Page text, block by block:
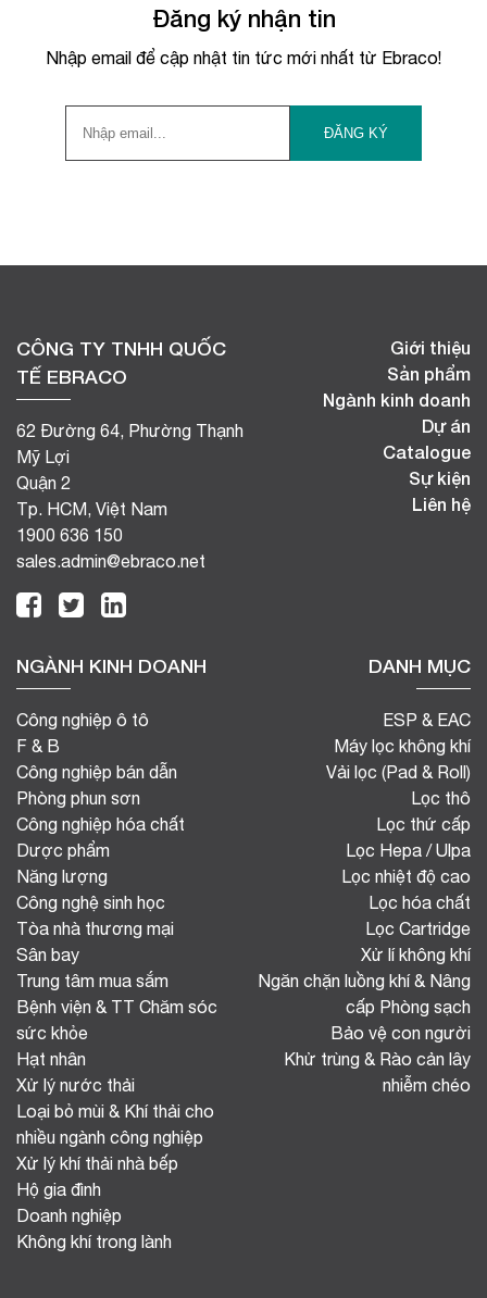
Đăng ký nhận tin
Nhập email để cập nhật tin tức mới nhất từ Ebraco!
CÔNG TY TNHH QUỐC
TẾ EBRACO
62 Đường 64, Phường Thạnh
Mỹ Lợi
Quận 2
Tp. HCM, Việt Nam
1900 636 150
sales.admin@ebraco.net
NGÀNH KINH DOANH
Công nghiệp ô tô
F & B
Công nghiệp bán dẫn
Phòng phun sơn
Công nghiệp hóa chất
Dược phẩm
Năng lượng
Công nghệ sinh học
Tòa nhà thương mại
Sân bay
Trung tâm mua sắm
Bệnh viện & TT Chăm sóc
sức khỏe
Hạt nhân
Xử lý nước thải
Loại bỏ mùi & Khí thải cho
nhiều ngành công nghiệp
Xử lý khí thải nhà bếp
Hộ gia đình
Doanh nghiệp
Không khí trong lành
DANH MỤC
ESP & EAC
Máy lọc không khí
Vải lọc (Pad & Roll)
Lọc thô
Lọc thứ cấp
Lọc Hepa / Ulpa
Lọc nhiệt độ cao
Lọc hóa chất
Lọc Cartridge
Xử lí không khí
Ngăn chặn luồng khí & Nâng
cấp Phòng sạch
Bảo vệ con người
Khử trùng & Rào cản lây
nhiễm chéo
Giới thiệu
Sản phẩm
Ngành kinh doanh
Dự án
Catalogue
Sự kiện
Liên hệ